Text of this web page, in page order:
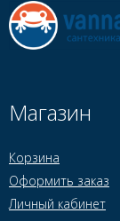
Магазин
Корзина
Оформить заказ
Личный кабинет